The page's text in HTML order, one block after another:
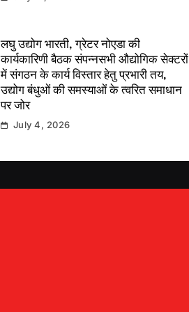
लघु उद्योग भारती, ग्रेटर नोएडा की
कार्यकारिणी बैठक संपन्नसभी औद्योगिक सेक्टरों
में संगठन के कार्य विस्तार हेतु प्रभारी तय,
उद्योग बंधुओं की समस्याओं के त्वरित समाधान
पर जोर
July 4, 2026